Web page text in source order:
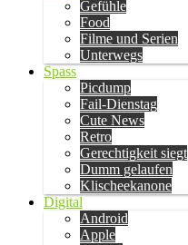
Gefühle
Food
Filme und Serien
Unterwegs
Spass
Picdump
Fail-Dienstag
Cute News
Retro
Gerechtigkeit siegt
Dumm gelaufen
Klischeekanone
Digital
Android
Apple